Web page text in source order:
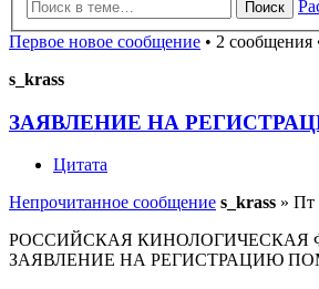
Поиск
Первое новое сообщение • 2 сообщения
s_krass
ЗАЯВЛЕНИЕ НА
Цитата
Непрочитанное сообщение s_krass » Пт
РОССИЙСКАЯ КИНОЛОГИЧЕСКАЯ
ЗАЯВЛЕНИЕ НА РЕГИСТРАЦИЮ